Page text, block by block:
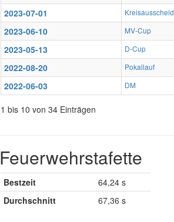
2023-07-01
Kreisausscheid
2023-06-10
MV-Cup
2023-05-13
D-Cup
2022-08-20
Pokallauf
2022-06-03
DM
1 bis 10 von 34 Einträgen
Feuerwehrstafette
Bestzeit
64,24 s
Durchschnitt
67,36 s